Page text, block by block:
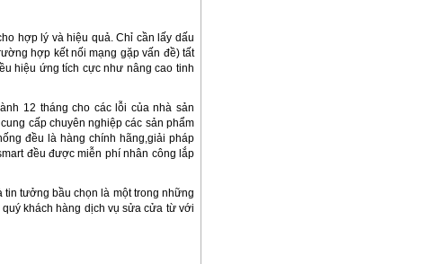
hợp lý và hiệu quả. Chỉ cần lấy dấu
hợp kết nối mạng gặp vấn đề) tất
hiệu ứng tích cực như nâng cao tinh
12 tháng cho các lỗi của nhà sản
cấp chuyên nghiệp các sản phẩm
đều là hàng chính hãng,giải pháp
đều được miễn phí nhân công lắp
tưởng bầu chọn là một trong những
khách hàng dịch vụ sửa cửa từ với